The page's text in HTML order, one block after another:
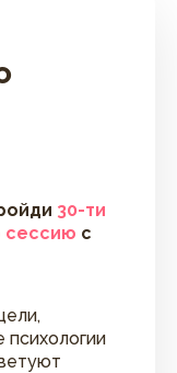
30-ти
сессию с
психологии